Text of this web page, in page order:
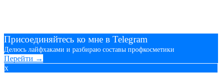
Присоединяйтесь ко мне в Telegram
Делюсь лайфхаками и разбираю составы профкосметики
Перейти →
x